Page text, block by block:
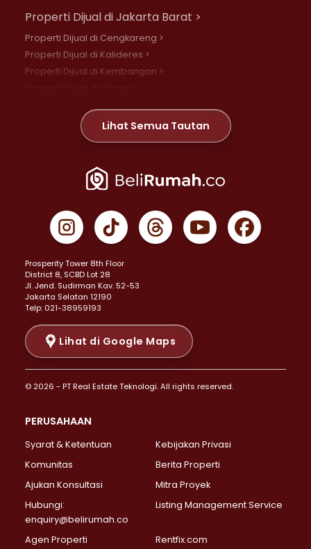
Properti Dijual di Jakarta Barat >
Properti Dijual di Cengkareng >
Properti Dijual di Kalideres >
Properti Dijual di Kembangan >
Properti Dijual di Meruya >
Properti Dijual di Jelambar >
Properti Dijual di Jakarta Pusat >
Properti Dijual di Gambir >
Properti Dijual di Johar Baru >
Properti Dijual di Menteng >
Properti Dijual di Senen >
Properti Dijual di Tanah Abang >
Properti Dijual di Cikini >
Properti Dijual di Kramat >
Properti Dijual di Pasar Baru >
Properti Dijual di Bendungan Hilir >
Properti Dijual di Jakarta Selatan >
Properti Dijual di Lebak Bulus >
Properti Dijual di Gandaria Selatan >
Properti Dijual di Pondok Labu >
Properti Dijual di Lenteng Agung >
Properti Dijual di Senayan >
Properti Dijual di Pondok Pinang >
Lihat Semua Tautan
Prosperity Tower 8th Floor
District 8, SCBD Lot 28
JI. Jend. Sudirman Kav. 52-53
Jakarta Selatan 12190
Telp: 021-38959193
Lihat di Google Maps
© 2026 - PT Real Estate Teknologi. All rights reserved.
PERUSAHAAN
Syarat & Ketentuan
Kebijakan Privasi
Komunitas
Berita Properti
Ajukan Konsultasi
Mitra Proyek
Hubungi:
enquiry@belirumah.co
Listing Management Service
Agen Properti Rentfix.com